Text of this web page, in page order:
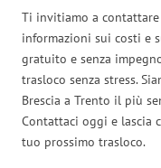
Ti invitiamo a
informazioni sui costi e
gratuito e senza
trasloco senza stress.
Brescia a Trento il più
Contattaci oggi e lascia
tuo prossimo trasloco.